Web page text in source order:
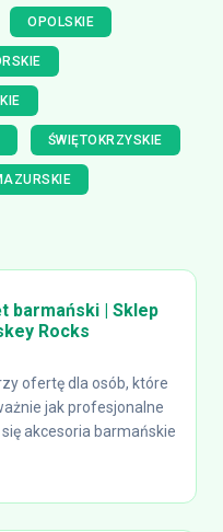
OPOLSKIE
ŚWIĘTOKRZYSKIE
barmański | Sklep
Rocks
ofertę dla osób, które
jak profesjonalne
akcesoria barmańskie